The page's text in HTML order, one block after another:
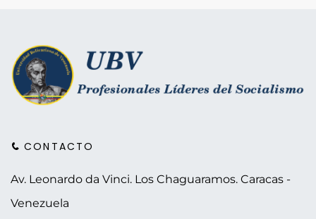
CONTACTO
Av. Leonardo da Vinci. Los Chaguaramos. Caracas -
Venezuela